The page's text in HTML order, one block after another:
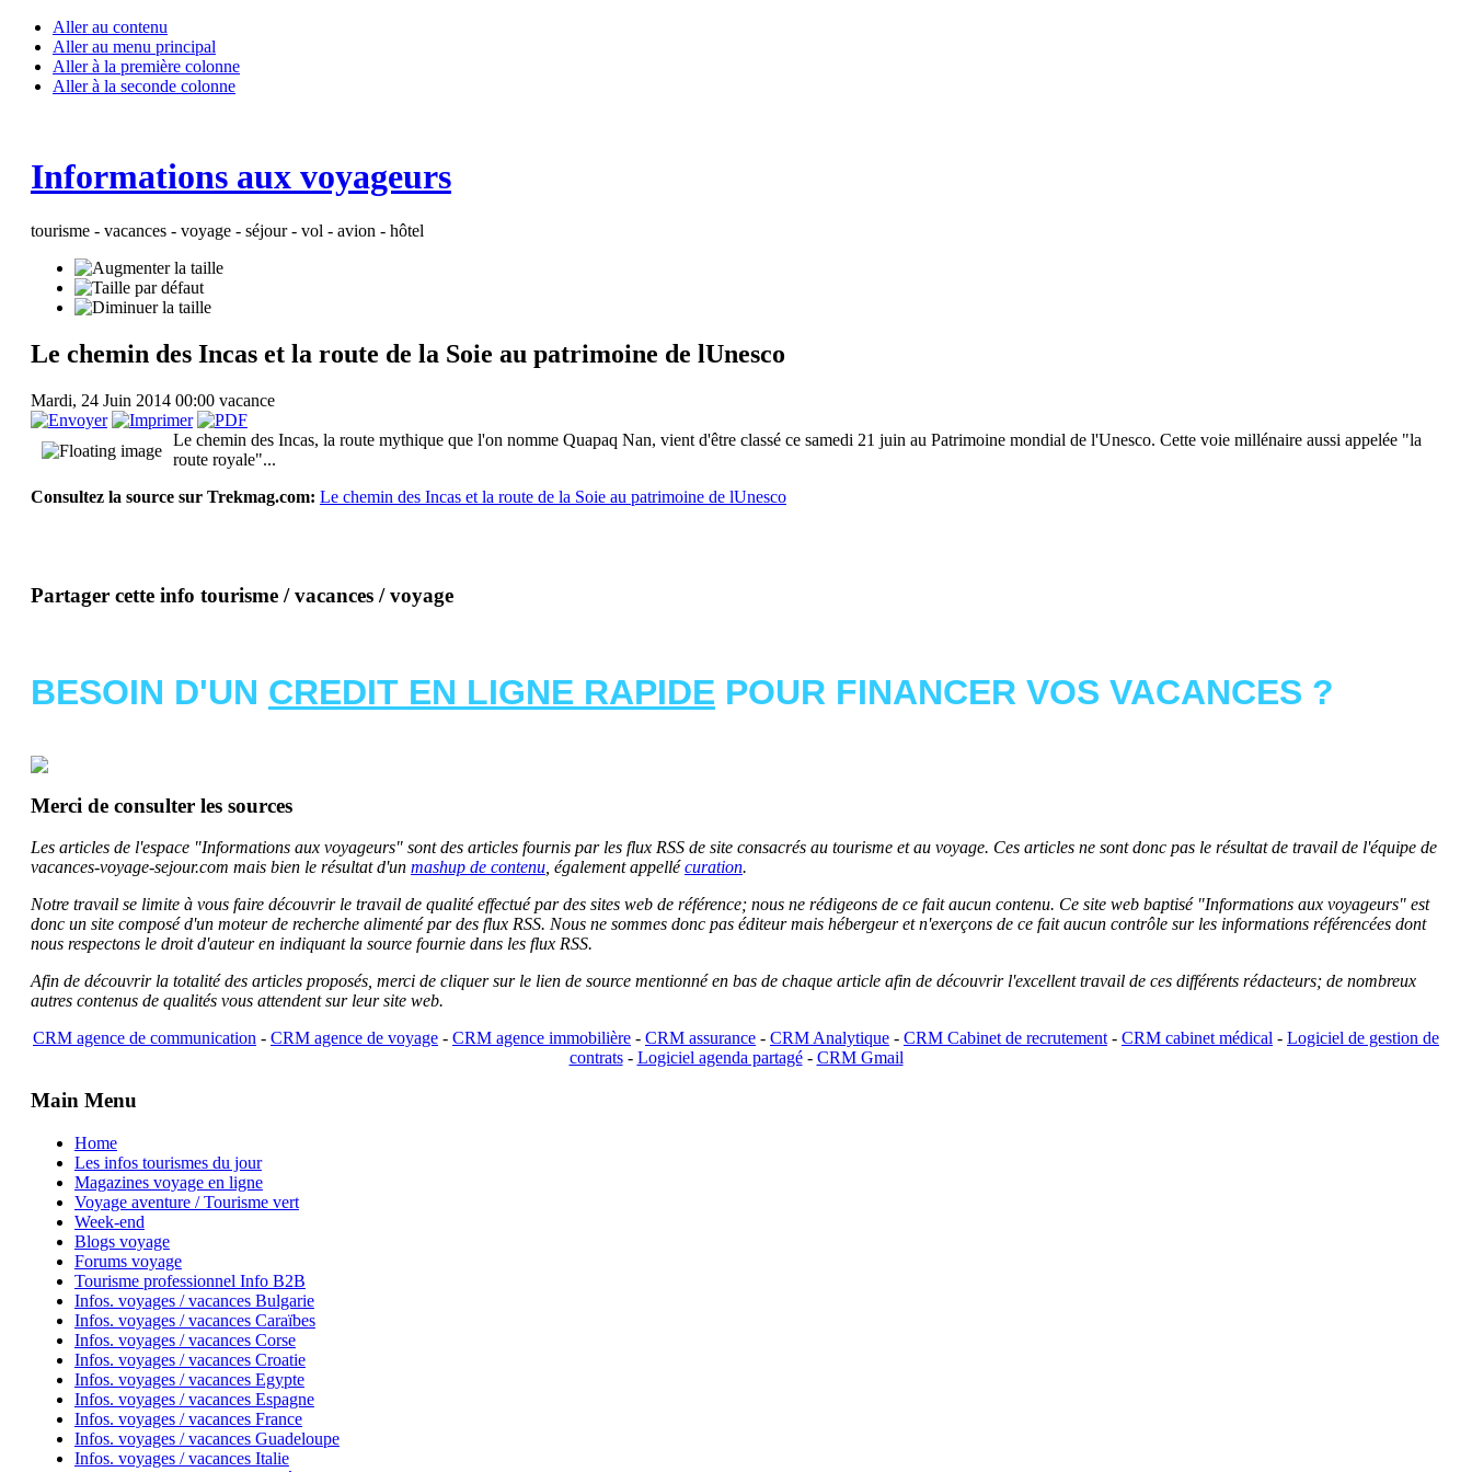
Aller au contenu
Aller au menu principal
Aller à la première colonne
Aller à la seconde colonne
Informations aux voyageurs
tourisme - vacances - voyage - séjour - vol - avion - hôtel
Le chemin des Incas et la route de la Soie au patrimoine de lUnesco
Mardi, 24 Juin 2014 00:00 vacance
Le chemin des Incas, la route mythique que l'on nomme Quapaq Nan, vient d'être classé ce samedi 21 juin au Patrimoine mondial de l'Unesco. Cette voie millénaire aussi appelée "la
route royale"...
Consultez la source sur Trekmag.com: Le chemin des Incas et la route de la Soie au patrimoine de lUnesco
Partager cette info tourisme / vacances / voyage
BESOIN D'UN CREDIT EN LIGNE RAPIDE POUR FINANCER VOS VACANCES ?
Merci de consulter les sources
Les articles de l'espace "Informations aux voyageurs" sont des articles fournis par les flux RSS de site consacrés au tourisme et au voyage. Ces articles ne sont donc pas le résultat de travail de l'équipe de
vacances-voyage-sejour.com mais bien le résultat d'un mashup de contenu, également appellécuration.
Notre travail se limite à vous faire découvrir le travail de qualité effectué par des sites web de référence; nous ne rédigeons de ce fait aucun contenu. Ce site web baptisé "Informations aux voyageurs" est
donc un site composé d'un moteur de recherche alimenté par des flux RSS. Nous ne sommes donc pas éditeur mais hébergeur et n'exerçons de ce fait aucun contrôle sur les informations référencées dont
nous respectons le droit d'auteur en indiquant la source fournie dans les flux RSS.
Afin de découvrir la totalité des articles proposés, merci de cliquer sur le lien de source mentionné en bas de chaque article afin de découvrir l'excellent travail de ces différents rédacteurs; de nombreux
autres contenus de qualités vous attendent sur leur site web.
CRM agence de communication - CRM agence de voyage - CRM agence immobilière - CRM assurance - CRM Analytique - CRM Cabinet de recrutement- CRM cabinet médical - Logiciel de gestion de
contrats- Logiciel agenda partagé- CRM Gmail
Main Menu
Home
Les infos tourismes du jour
Magazines voyage en ligne
Voyage aventure / Tourisme vert
Week-end
Blogs voyage
Forums voyage
Tourisme professionnel Info B2B
Infos. voyages / vacances Bulgarie
Infos. voyages / vacances Caraïbes
Infos. voyages / vacances Corse
Infos. voyages / vacances Croatie
Infos. voyages / vacances Egypte
Infos. voyages / vacances Espagne
Infos. voyages / vacances France
Infos. voyages / vacances Guadeloupe
Infos. voyages / vacances Italie